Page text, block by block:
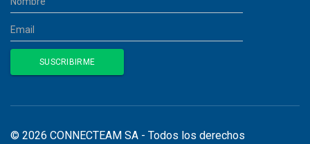
© 2026 CONNECTEAM SA - Todos los derechos